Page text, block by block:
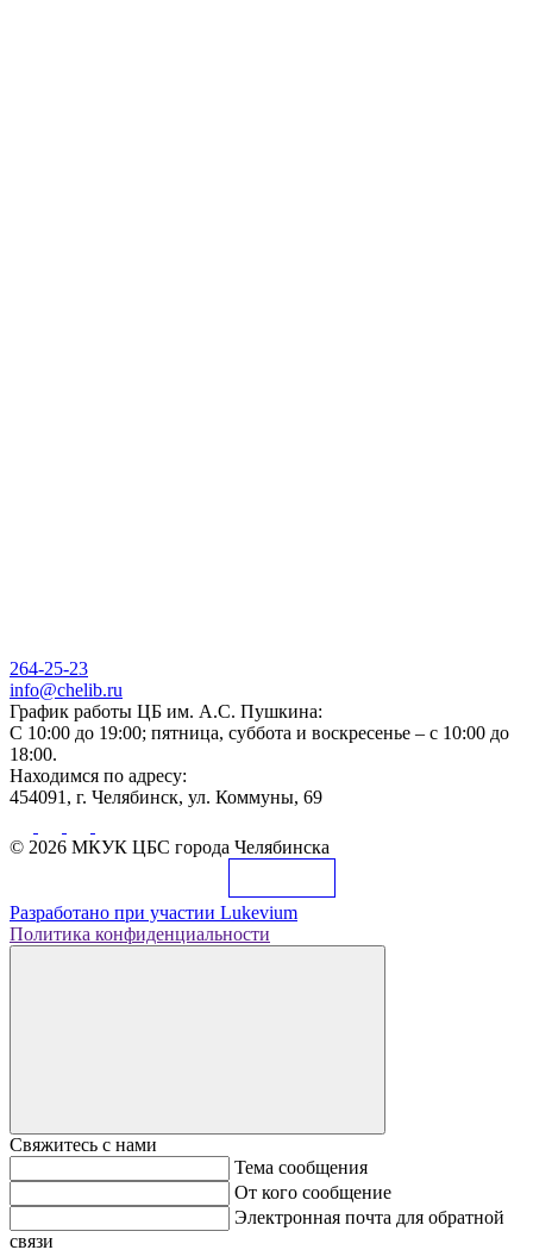
264-25-23
info@chelib.ru
График работы ЦБ им. А.С. Пушкина:
С 10:00 до 19:00; пятница, суббота и воскресенье – с 10:00 до
18:00.
Находимся по адресу:
454091, г. Челябинск, ул. Коммуны, 69
© 2026 МКУК ЦБС города Челябинска
Разработано при участии Lukevium
Политика конфиденциальности
Свяжитесь с нами
Тема сообщения
От кого сообщение
Электронная почта для обратной
связи